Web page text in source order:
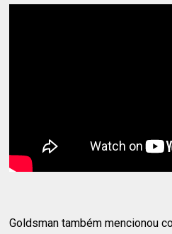
Goldsman também mencionou